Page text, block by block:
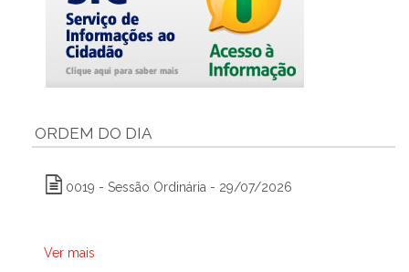
ORDEM DO DIA
0019 - Sessão Ordinária - 29/07/2026
Ver mais